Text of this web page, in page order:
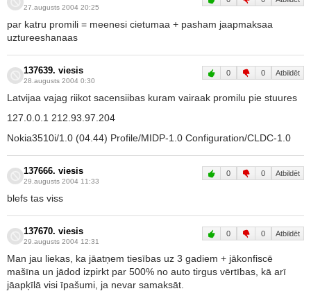
27.augusts 2004 20:25
par katru promili = meenesi cietumaa + pasham jaapmaksaa
uztureeshanaas
137639. viesis
28.augusts 2004 0:30
0 0 Atbildēt
Latvijaa vajag riikot sacensiibas kuram vairaak promilu pie stuures
127.0.0.1 212.93.97.204
Nokia3510i/1.0 (04.44) Profile/MIDP-1.0 Configuration/CLDC-1.0
137666. viesis
29.augusts 2004 11:33
0 0 Atbildēt
blefs tas viss
137670. viesis
29.augusts 2004 12:31
0 0 Atbildēt
Man jau liekas, ka jāatņem tiesības uz 3 gadiem + jākonfiscē
mašīna un jādod izpirkt par 500% no auto tirgus vērtības, kā arī
jāapķīlā visi īpašumi, ja nevar samaksāt.